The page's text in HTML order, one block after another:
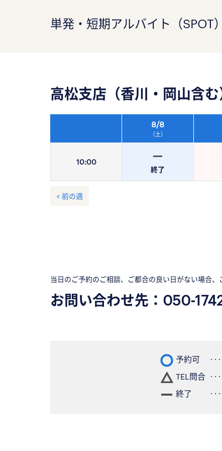
単発・短期アルバイト（SPOT
高松支店（香川・岡山含む
10:00
8/8
（土）
終了
< 前の週
当日のご予約のご相談、ご都合の良い日がない場合
お問い合わせ先： 050-
予約可
TEL問合
終了